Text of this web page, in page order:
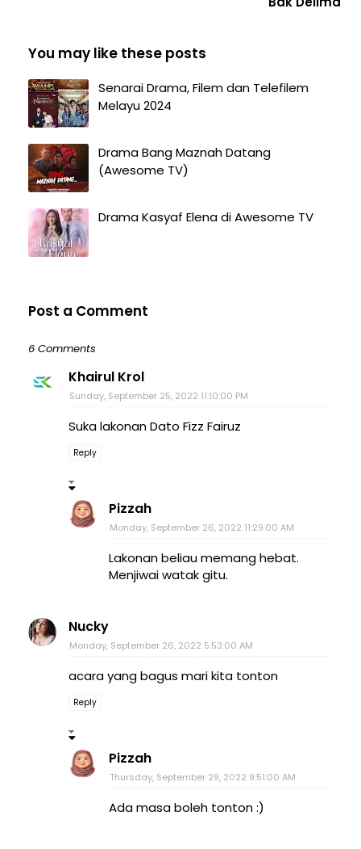
You may like these posts
Senarai Drama, Filem dan Telefilem
Melayu 2024
Drama Bang Maznah Datang
(Awesome TV)
Drama Kasyaf Elena di Awesome TV
Post a Comment
6 Comments
Khairul Krol
Sunday, September 25, 2022 11:10:00 PM
Suka lakonan Dato Fizz Fairuz
Reply
Pizzah
Monday, September 26, 2022 11:29:00 AM
Lakonan beliau memang hebat.
Menjiwai watak gitu.
Nucky
Monday, September 26, 2022 5:53:00 AM
acara yang bagus mari kita tonton
Reply
Pizzah
Thursday, September 29, 2022 9:51:00 AM
Ada masa boleh tonton :)